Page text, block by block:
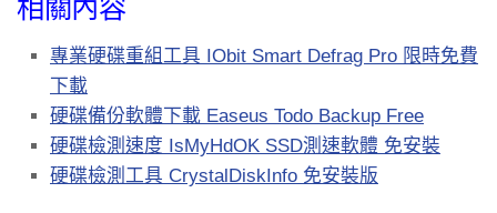
相關內容
專業硬碟重組工具 IObit Smart Defrag Pro 限時免費
下載
硬碟備份軟體下載 Easeus Todo Backup Free
硬碟檢測速度 IsMyHdOK SSD測速軟體 免安裝
硬碟檢測工具 CrystalDiskInfo 免安裝版